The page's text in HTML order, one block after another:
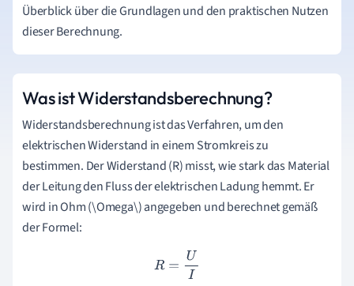
Überblick über die Grundlagen und den praktischen Nutzen
dieser Berechnung.
Was ist Widerstandsberechnung?
Widerstandsberechnung ist das Verfahren, um den
elektrischen Widerstand in einem Stromkreis zu
bestimmen. Der Widerstand (R) misst, wie stark das Material
der Leitung den Fluss der elektrischen Ladung hemmt. Er
wird in Ohm (\Omega\) angegeben und berechnet gemäß
der Formel:
R=UI